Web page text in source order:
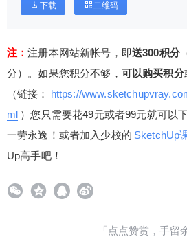
下载 二维码
注：注册本网站新帐号，即送300积分
分）。如果您积分不够， 可以购买积分
（链接：
https://
ml ）您只需要花49元或者99元就可以
一劳永逸！或者加入少校的 SketchUp
Up高手吧！
「点点赞赏，手留